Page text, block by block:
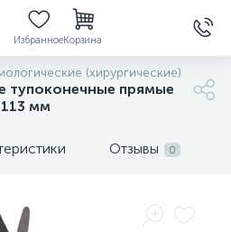
ИзбранноеКорзина
(хирургические)
тупоконечные прямые
113 мм
Отзывы 0